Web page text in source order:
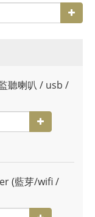
聽喇叭 / usb /
(藍芽/wifi /